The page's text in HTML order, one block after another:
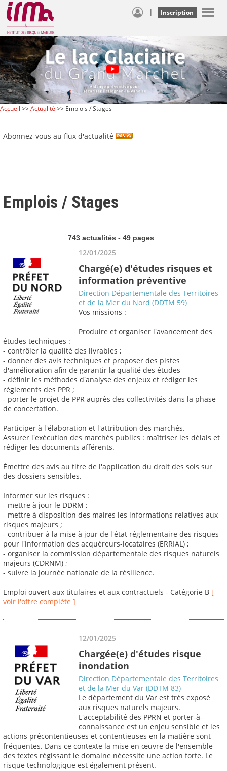
| Inscription
Accueil >>Actualité >> Emplois / Stages
Abonnez-vous au flux d'actualité
Emplois / Stages
743 actualités - 49 pages
12/01/2025
Chargé(e) d'études risques et
information préventive
Direction Départementale des Territoires
et de la Mer du Nord (DDTM 59)
Vos missions :
Produire et organiser l'avancement des
études techniques :
- contrôler la qualité des livrables ;
- donner des avis techniques et proposer des pistes
d'amélioration afin de garantir la qualité des études
- définir les méthodes d'analyse des enjeux et rédiger les
règlements des PPR ;
- porter le projet de PPR auprès des collectivités dans la phase
de concertation.
Participer à l'élaboration et l'attribution des marchés.
Assurer l'exécution des marchés publics : maîtriser les délais et
rédiger les documents afférents.
Émettre des avis au titre de l'application du droit des sols sur
des dossiers sensibles.
Informer sur les risques :
- mettre à jour le DDRM ;
- mettre à disposition des maires les informations relatives aux
risques majeurs ;
- contribuer à la mise à jour de l'état réglementaire des risques
pour l'information des acquéreurs-locataires (ERRIAL) ;
- organiser la commission départementale des risques naturels
majeurs (CDRNM) ;
- suivre la journée nationale de la résilience.
Emploi ouvert aux titulaires et aux contractuels - Catégorie B [
voir l'offre complète ]
12/01/2025
Chargée(e) d'études risque
inondation
Direction Départementale des Territoires
et de la Mer du Var (DDTM 83)
Le département du Var est très exposé
aux risques naturels majeurs.
L'acceptabilité des PPRN et porter-à-
connaissance est un enjeu sensible et les
actions précontentieuses et contentieuses en la matière sont
fréquentes. Dans ce contexte la mise en œuvre de l'ensemble
des textes régissant le domaine nécessite une action forte. Le
risque technologique est également présent.